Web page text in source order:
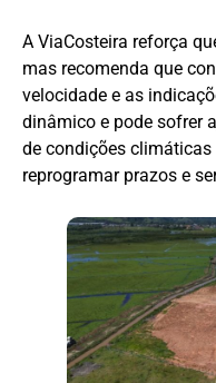
A ViaCosteira reforça
mas recomenda que
velocidade e as
dinâmico e pode sofrer
de condições climáticas
reprogramar prazos e